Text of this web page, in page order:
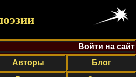
Войти на сайт
Авторы
Блог